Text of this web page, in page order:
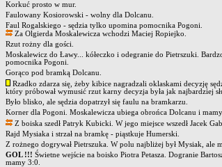
Korkuć prosto w mur.
Faulowany Kosiorowski - wolny dla Dolcanu.
Faul Rogalskiego - sędzia tylko upomina pomocnika Pogoni.
Za Olgierda Moskalewicza wchodzi Maciej Ropiejko.
Rzut rożny dla gości.
Moskalewicz do Ławy... kółeczko i odegranie do Pietrszuki.
pomocnika Pogoni.
Gorąco pod bramką Dolcanu.
Rzadko zdarza się, żeby kibice nagradzali oklaskami decyzję
który próbował wymusić rzut karny decyzja była jak najbardziej
Było blisko, ale sędzia dopatrzył się faulu na bramkarzu.
Korner dla Pogoni. Moskalewicza ubiega obrońca Dolcanu i
Z boiska szedł Patryk Kubicki. W jego miejsce wszedł Jacek
Rajd Mysiaka i strzał na bramkę - piąstkuje Humerski.
Z rożnego dogrywał Pietrszuka. W polu najbliżej był Mysiak, ale
GOL !!! Świetne wejście na boisko Piotra Petasza. Dogranie
mamy 3:0.